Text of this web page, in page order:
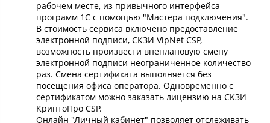
рабочем месте, из привычного интерфейса
программ 1С с помощью "Мастера подключения".
В стоимость сервиса включено предоставление
электронной подписи, СКЗИ VipNet CSP,
возможность произвести внеплановую смену
электронной подписи неограниченное количество
раз. Смена сертификата выполняется без
посещения офиса оператора. Одновременно с
сертификатом можно заказать лицензию на СКЗИ
КриптоПро CSP.
Онлайн "Личный кабинет" позволяет отслеживать